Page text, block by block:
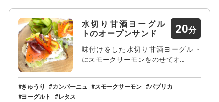
水切り甘酒ヨーグル
トのオープンサンド
20
味付けをした水切り甘酒ヨーグルト
にスモークサーモンをのせてオ…
きゅうり カンパーニュ スモークサーモン
パプリカ
ヨーグルト
レタス